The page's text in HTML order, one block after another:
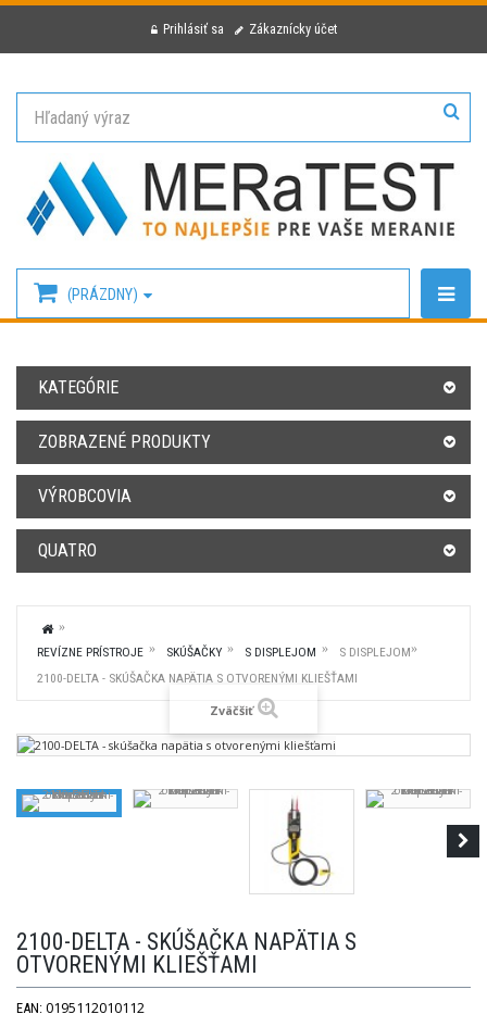
Prihlásiť sa Zákaznícky účet
(PRÁZDNY)
KATEGÓRIE
ZOBRAZENÉ PRODUKTY
VÝROBCOVIA
QUATRO
REVÍZNE PRÍSTROJE SKÚŠAČKY S DISPLEJOM
S DISPLEJOM
2100-DELTA - SKÚŠAČKA NAPÄTIA S OTVORENÝMI KLIEŠŤAMI
Zväčšiť
2100-DELTA - SKÚŠAČKA NAPÄTIA S
OTVORENÝMI KLIEŠŤAMI
EAN: 0195112010112